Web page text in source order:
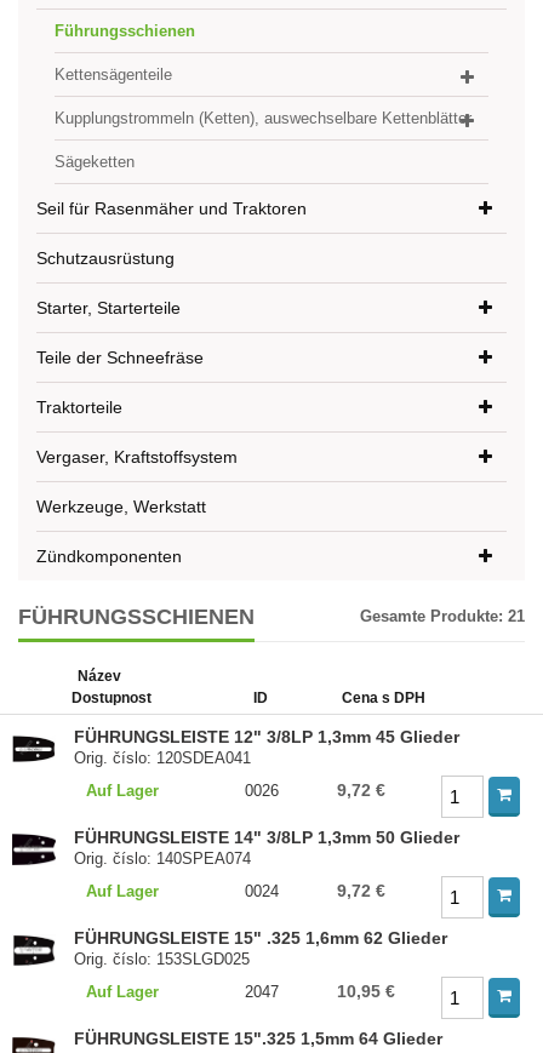
Führungsschienen
Kettensägenteile
Kupplungstrommeln (Ketten), auswechselbare Kettenblätter
Sägeketten
Seil für Rasenmäher und Traktoren
Schutzausrüstung
Starter, Starterteile
Teile der Schneefräse
Traktorteile
Vergaser, Kraftstoffsystem
Werkzeuge, Werkstatt
Zündkomponenten
FÜHRUNGSSCHIENEN Gesamte Produkte: 21
Název
Dostupnost
ID Cena s DPH
FÜHRUNGSLEISTE 12" 3/8LP 1,3mm 45 Glieder
Orig. číslo: 120SDEA041
Auf Lager
0026 9,72 €
FÜHRUNGSLEISTE 14" 3/8LP 1,3mm 50 Glieder
Orig. číslo: 140SPEA074
Auf Lager
0024 9,72 €
FÜHRUNGSLEISTE 15" .325 1,6mm 62 Glieder
Orig. číslo: 153SLGD025
Auf Lager
2047 10,95 €
FÜHRUNGSLEISTE 15".325 1,5mm 64 Glieder